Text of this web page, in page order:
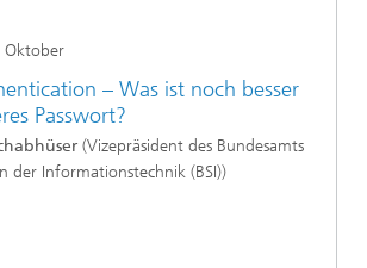
Oktober
– Was ist noch besser
Passwort?
(Vizepräsident des Bundesamts
der Informationstechnik (BSI))